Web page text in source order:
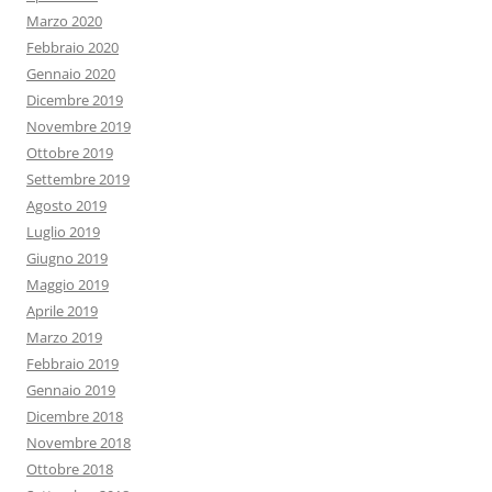
Marzo 2020
Febbraio 2020
Gennaio 2020
Dicembre 2019
Novembre 2019
Ottobre 2019
Settembre 2019
Agosto 2019
Luglio 2019
Giugno 2019
Maggio 2019
Aprile 2019
Marzo 2019
Febbraio 2019
Gennaio 2019
Dicembre 2018
Novembre 2018
Ottobre 2018